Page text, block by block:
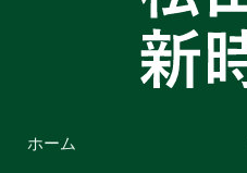
ホーム